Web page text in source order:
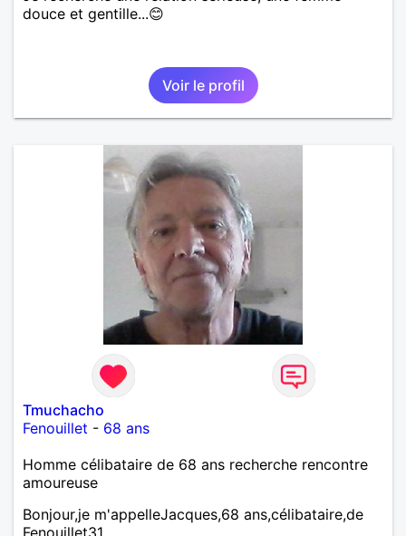
douce et gentille...😊
Voir le profil
Tmuchacho
Fenouillet - 68 ans
Homme célibataire de 68 ans recherche rencontre
amoureuse
Bonjour,je m'appelleJacques,68 ans,célibataire,de
Fenouillet31